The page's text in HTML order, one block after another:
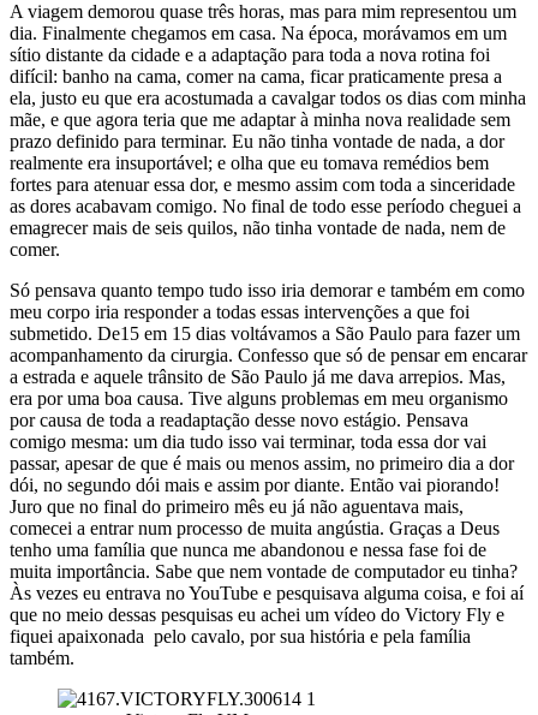
A viagem demorou quase três horas, mas para mim representou um
dia. Finalmente chegamos em casa. Na época, morávamos em um
sítio distante da cidade e a adaptação para toda a nova rotina foi
difícil: banho na cama, comer na cama, ficar praticamente presa a
ela, justo eu que era acostumada a cavalgar todos os dias com minha
mãe, e que agora teria que me adaptar à minha nova realidade sem
prazo definido para terminar. Eu não tinha vontade de nada, a dor
realmente era insuportável; e olha que eu tomava remédios bem
fortes para atenuar essa dor, e mesmo assim com toda a sinceridade
as dores acabavam comigo. No final de todo esse período cheguei a
emagrecer mais de seis quilos, não tinha vontade de nada, nem de
comer.
Só pensava quanto tempo tudo isso iria demorar e também em como
meu corpo iria responder a todas essas intervenções a que foi
submetido. De15 em 15 dias voltávamos a São Paulo para fazer um
acompanhamento da cirurgia. Confesso que só de pensar em encarar
a estrada e aquele trânsito de São Paulo já me dava arrepios. Mas,
era por uma boa causa. Tive alguns problemas em meu organismo
por causa de toda a readaptação desse novo estágio. Pensava
comigo mesma: um dia tudo isso vai terminar, toda essa dor vai
passar, apesar de que é mais ou menos assim, no primeiro dia a dor
dói, no segundo dói mais e assim por diante. Então vai piorando!
Juro que no final do primeiro mês eu já não aguentava mais,
comecei a entrar num processo de muita angústia. Graças a Deus
tenho uma família que nunca me abandonou e nessa fase foi de
muita importância. Sabe que nem vontade de computador eu tinha?
Às vezes eu entrava no YouTube e pesquisava alguma coisa, e foi aí
que no meio dessas pesquisas eu achei um vídeo do Victory Fly e
fiquei apaixonada pelo cavalo, por sua história e pela família
também.